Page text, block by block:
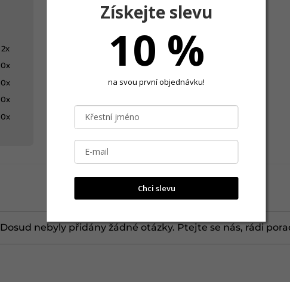
2x
0x
0x
0x
0x
Na živo o ještě moc hezčí...
Přidáno: 25.12.2025
Dosud nebyly přidány žádné otázky. Ptejte se nás, rádi
Získejte slevu
10 %
na svou první objednávku!
Chci slevu